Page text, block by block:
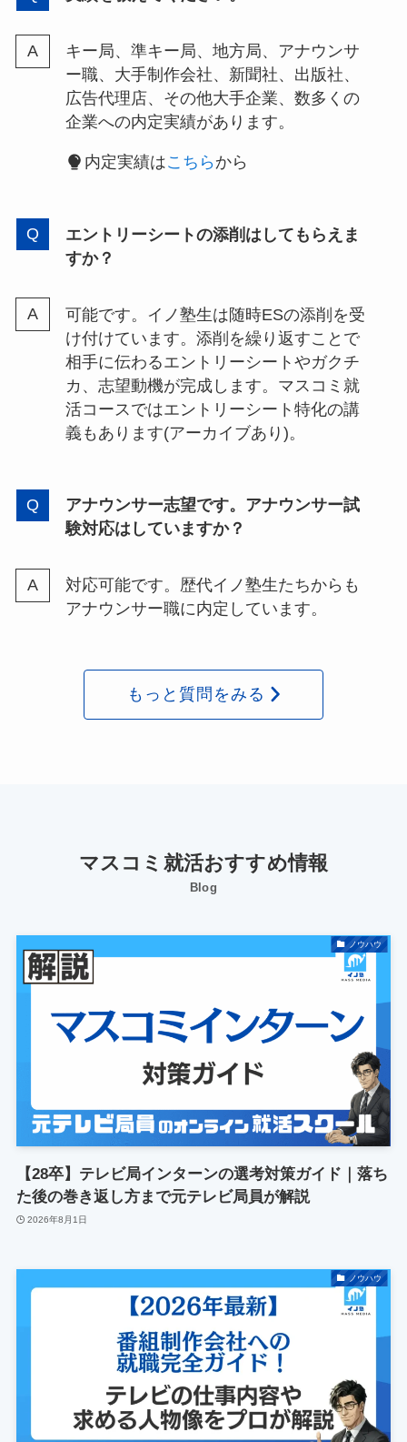
キー局、準キー局、地方局、アナウンサ
ー職、大手制作会社、新聞社、出版社、
広告代理店、その他大手企業、数多くの
企業への内定実績があります。
内定実績はこちら から
エントリーシートの添削はしてもらえま
すか？
可能です。イノ塾生は随時ESの添削を受
け付けています。添削を繰り返すことで
相手に伝わるエントリーシートやガクチ
カ、志望動機が完成します。マスコミ就
活コースではエントリーシート特化の講
義もあります(アーカイブあり)。
アナウンサー志望です。アナウンサー試
験対応はしていますか？
対応可能です。歴代イノ塾生たちからも
アナウンサー職に内定しています。
もっと質問をみる
マスコミ就活おすすめ情報
Blog
ノウハウ
【28卒】テレビ局インターンの選考対策ガイド｜落ち
た後の巻き返し方まで元テレビ局員が解説
2026年8月1日
ノウハウ